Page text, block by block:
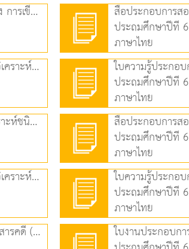
ใบความรู้ประกอบการสอน เรื่อง การเขียนเรื่องจากจินตนาการ (2) (105.38 KB)
ประถมศึกษาปีที่ 6
ภาษาไทย
ใบงานประกอบการสอน เรื่อง วิเคราะห์ชนิดหน้าที่ของคำ (71.80 KB)
ประถมศึกษาปีที่ 6
ภาษาไทย
สื่อประกอบการสอน เรื่อง วิเคราะห์ชนิดหน้าที่ของคำ (3.95 MB)
ประถมศึกษาปีที่ 6
ภาษาไทย
ใบงานประกอบการสอน เรื่อง วิเคราะห์ความน่าเชื่อถือจากสื่อออนไลน์ (84.54 KB)
ประถมศึกษาปีที่ 6
ภาษาไทย
สื่อประกอบการสอน เรื่อง อ่านสารคดี (3.50 MB)